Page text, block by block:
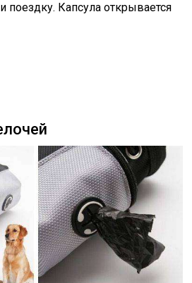
поездку. Капсула открывается